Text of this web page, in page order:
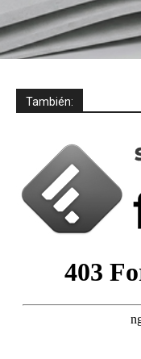
También: